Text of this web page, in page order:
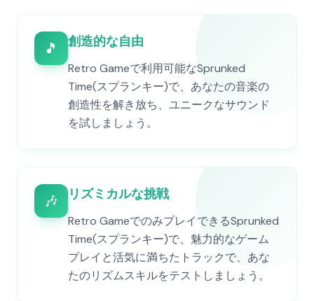
🎵 創造的な自由
Retro Gameで利用可能なSprunked
Time(スプランキー)で、あなたの音楽の
創造性を解き放ち、ユニークなサウンド
を試しましょう。
🎶 リズミカルな挑戦
Retro GameでのみプレイできるSprunked
Time(スプランキー)で、魅力的なゲーム
プレイと活気に満ちたトラックで、あな
たのリズムスキルをテストしましょう。